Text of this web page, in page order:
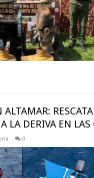
ALTAMAR:
LA DERIVA EN
0